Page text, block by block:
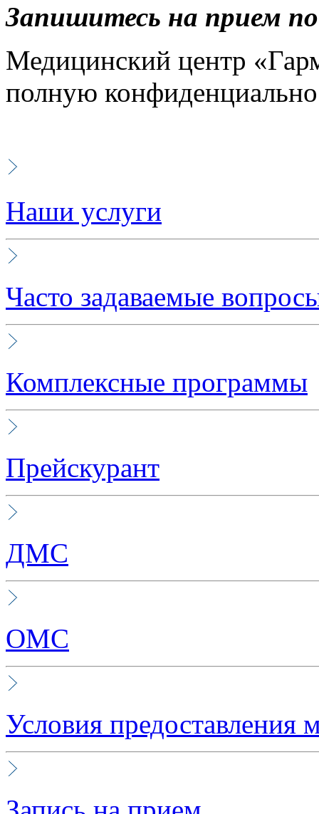
Запишитесь на прием
Медицинский центр
полную
Наши услуги
Часто задаваемые
Комплексные программы
Прейскурант
ДМС
ОМС
Условия предоставления